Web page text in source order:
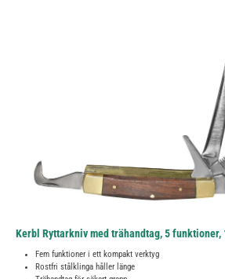
Kerbl Ryttarkniv med trähandtag, 5 funktioner,
Fem funktioner i ett kompakt verktyg
Rostfri stålklinga håller länge